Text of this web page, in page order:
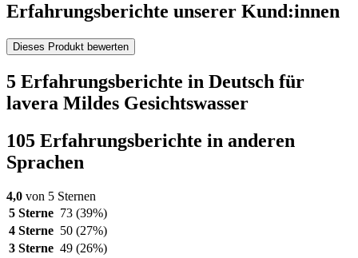
Erfahrungsberichte unserer Kund:innen
Dieses Produkt bewerten
5 Erfahrungsberichte in Deutsch für
lavera Mildes Gesichtswasser
105 Erfahrungsberichte in anderen
Sprachen
4,0 von 5 Sternen
5 Sterne 73 (39%)
4 Sterne 50 (27%)
3 Sterne 49 (26%)